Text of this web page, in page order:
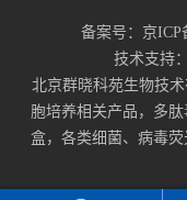
备案号：京ICP
技术支持：
北京群晓科苑生物技
胞培养相关产品，多
盒，各类细菌、病毒